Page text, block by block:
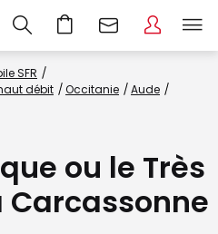
SFR
débit
Occitanie
Aude
ou le Très